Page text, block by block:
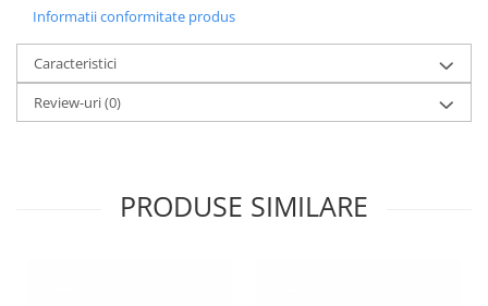
Informatii conformitate produs
Caracteristici
Review-uri(0)
PRODUSE SIMILARE